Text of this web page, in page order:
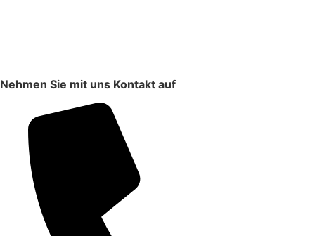
Nehmen Sie mit uns Kontakt auf